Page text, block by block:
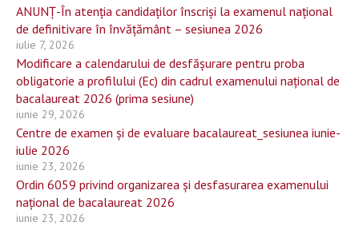
ANUNŢ-În atenţia candidaţilor înscrişi la examenul naţional
de definitivare în învăţământ – sesiunea 2026
iulie 7, 2026
Modificare a calendarului de desfășurare pentru proba
obligatorie a profilului (Ec) din cadrul examenului național de
bacalaureat 2026 (prima sesiune)
iunie 29, 2026
Centre de examen și de evaluare bacalaureat_sesiunea iunie-
iulie 2026
iunie 23, 2026
Ordin 6059 privind organizarea și desfasurarea examenului
național de bacalaureat 2026
iunie 23, 2026